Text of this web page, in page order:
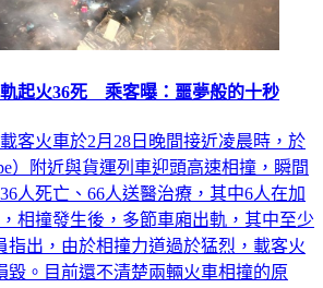
起火36死 乘客曝：噩夢般的十秒
客火車於2月28日晚間接近凌晨時，於
）附近與貨運列車迎頭高速相撞，瞬間
人死亡、66人送醫治療，其中6人在加
相撞發生後，多節車廂出軌，其中至少
指出，由於相撞力道過於猛烈，載客火
毀。目前還不清楚兩輛火車相撞的原